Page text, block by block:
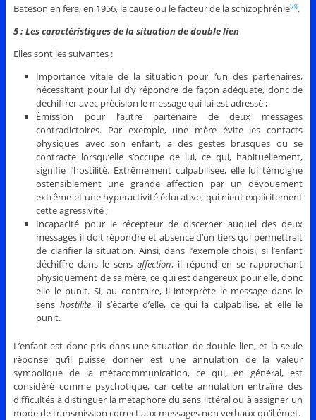
Bateson en fera, en 1956, la cause ou le facteur de la schizophrénie[8].
5 : Les caractéristiques de la situation de double lien
Elles sont les suivantes :
Importance vitale de la situation pour l’un des partenaires,
nécessitant pour lui d’y répondre de façon adéquate, donc de
déchiffrer avec précision le message qui lui est adressé ;
Émission pour l’autre partenaire de deux messages
contradictoires. Par exemple, une mère évite les contacts
physiques avec son enfant, a des gestes brusques ou se
contracte lorsqu’elle s’occupe de lui, ce qui, habituellement,
signifie l’hostilité. Extrêmement culpabilisée, elle lui témoigne
ostensiblement une grande affection par un dévouement
extrême et une hyperactivité éducative, qui nient explicitement
cette agressivité ;
Incapacité pour le récepteur de discerner auquel des deux
messages il doit répondre et absence d’un tiers qui permettrait
de clarifier la situation. Ainsi, dans l’exemple choisi, si l’enfant
déchiffre dans le sensaffection, il répond en se rapprochant
physiquement de sa mère, ce qui est dangereux pour elle, donc
elle le punit. Si, au contraire, il interprète le message dans le
sens hostilité, il s’écarte d’elle, ce qui la culpabilise, et elle le
punit.
L’enfant est donc pris dans une situation de double lien, et la seule
réponse qu’il puisse donner est une annulation de la valeur
symbolique de la métacommunication, ce qui, en général, est
considéré comme psychotique, car cette annulation entraîne des
difficultés à distinguer la métaphore du sens littéral ou à assigner un
mode de transmission correct aux messages non verbaux qu’il émet.